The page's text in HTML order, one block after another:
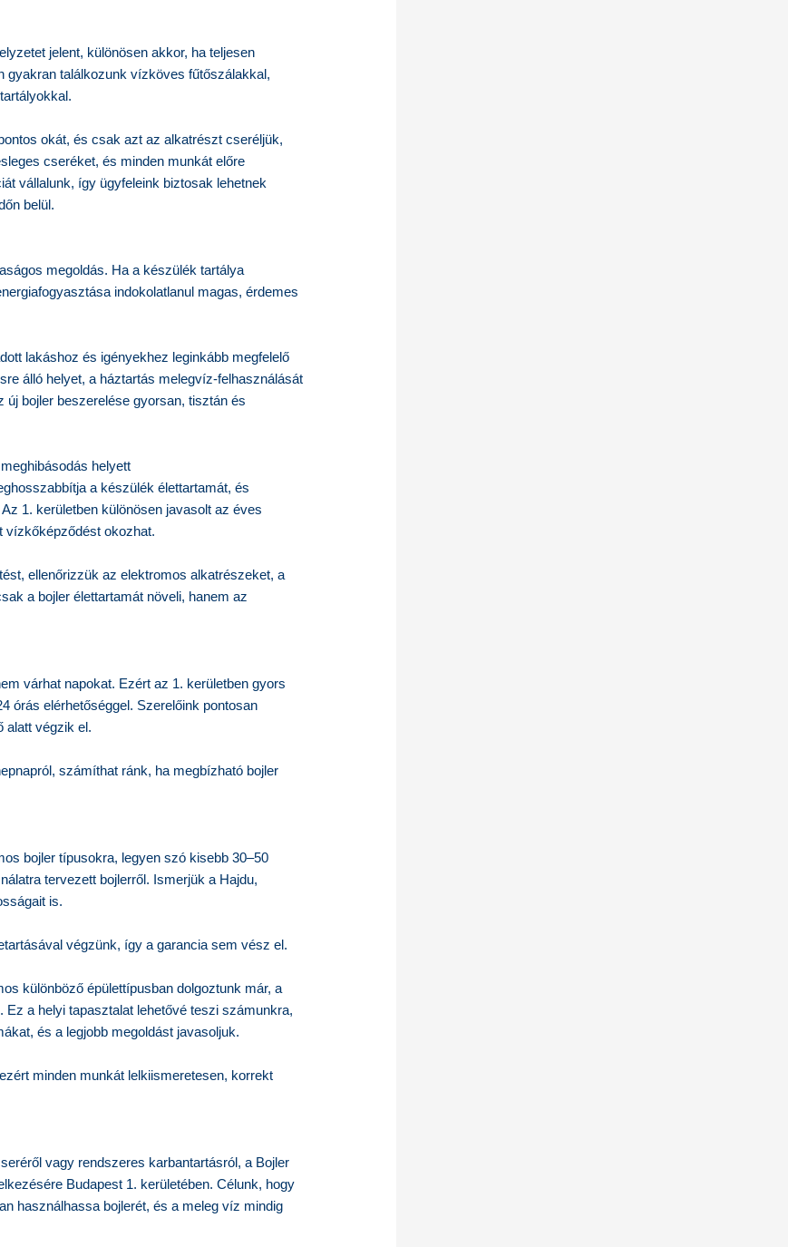
jelent, különösen akkor, ha teljesen
gyakran találkozunk vízköves fűtőszálakkal,
okát, és csak azt az alkatrészt cseréljük,
cseréket, és minden munkát előre
vállalunk, így ügyfeleink biztosak lehetnek
belül.
megoldás. Ha a készülék tartálya
indokolatlanul magas, érdemes
lakáshoz és igényekhez leginkább megfelelő
álló helyet, a háztartás melegvíz-felhasználását
bojler beszerelése gyorsan, tisztán és
helyett
a készülék élettartamát, és
1. kerületben különösen javasolt az éves
vízkőképződést okozhat.
ellenőrizzük az elektromos alkatrészeket, a
a bojler élettartamát növeli, hanem az
várhat napokat. Ezért az 1. kerületben gyors
órás elérhetőséggel. Szerelőink pontosan
alatt végzik el.
számíthat ránk, ha megbízható bojler
bojler típusokra, legyen szó kisebb 30–50
tervezett bojlerről. Ismerjük a Hajdu,
is.
végzünk, így a garancia sem vész el.
különböző épülettípusban dolgoztunk már, a
a helyi tapasztalat lehetővé teszi számunkra,
és a legjobb megoldást javasoljuk.
minden munkát lelkiismeretesen, korrekt
vagy rendszeres karbantartásról, a Bojler
Budapest 1. kerületében. Célunk, hogy
használhassa bojlerét, és a meleg víz mindig